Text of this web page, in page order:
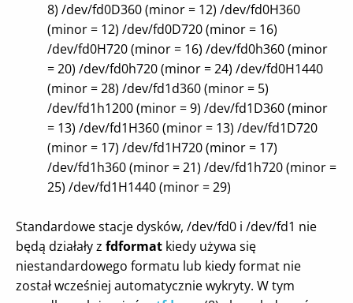
8) /dev/fd0D360 (minor = 12) /dev/fd0H360
(minor = 12) /dev/fd0D720 (minor = 16)
/dev/fd0H720 (minor = 16) /dev/fd0h360 (minor
= 20) /dev/fd0h720 (minor = 24) /dev/fd0H1440
(minor = 28) /dev/fd1d360 (minor = 5)
/dev/fd1h1200 (minor = 9) /dev/fd1D360 (minor
= 13) /dev/fd1H360 (minor = 13) /dev/fd1D720
(minor = 17) /dev/fd1H720 (minor = 17)
/dev/fd1h360 (minor = 21) /dev/fd1h720 (minor =
25) /dev/fd1H1440 (minor = 29)
Standardowe stacje dysków, /dev/fd0 i /dev/fd1 nie
będą działały z fdformat kiedy używa się
niestandardowego formatu lub kiedy format nie
został wcześniej automatycznie wykryty. W tym